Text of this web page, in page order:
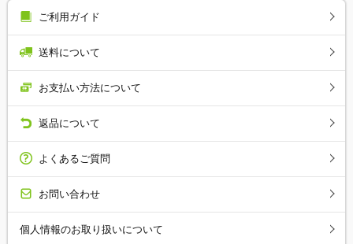
ご利用ガイド
送料について
お支払い方法について
返品について
よくあるご質問
お問い合わせ
個人情報のお取り扱いについて